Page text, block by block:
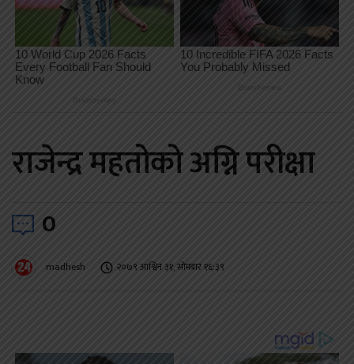
राजेन्द्र महतोको अग्नि परीक्षा
0
madhesh २०७९ आश्विन ३१, सोमबार १६:३९